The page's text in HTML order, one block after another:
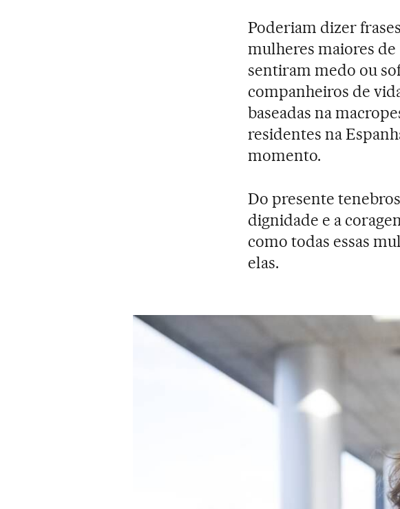
Poderiam dizer
mulheres maiores de
sentiram medo ou
companheiros de
baseadas na
residentes na
momento.
Do presente
dignidade e a
como todas essas
elas.